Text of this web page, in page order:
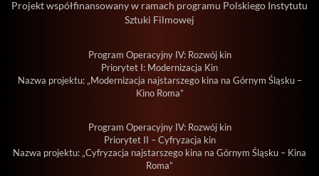
Projekt współfinansowany w ramach programu Polskiego Instytutu
Sztuki Filmowej
Program Operacyjny IV: Rozwój kin
Priorytet I: Modernizacja Kin
Nazwa projektu: „Modernizacja najstarszego kina na Górnym Śląsku –
Kino Roma”
Program Operacyjny IV: Rozwój kin
Priorytet II – Cyfryzacja kin
Nazwa projektu: „Cyfryzacja najstarszego kina na Górnym Śląsku – Kina
Roma”